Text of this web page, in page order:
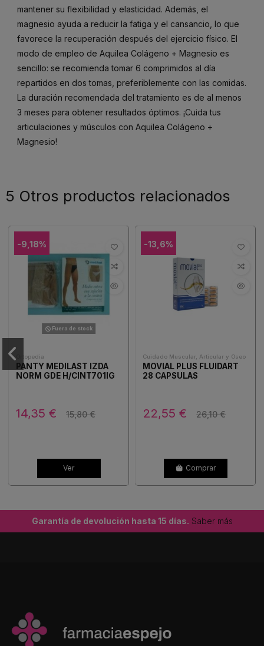
mantener su flexibilidad y elasticidad. Además, el
magnesio ayuda a reducir la fatiga y el cansancio, lo que
favorece la recuperación después del ejercicio físico. El
modo de empleo de Aquilea Colágeno + Magnesio es
sencillo: se recomienda tomar 6 comprimidos al día
repartidos en dos tomas, preferiblemente con las comidas.
La duración recomendada del tratamiento es de al menos
3 meses para obtener resultados óptimos. ¡Cuida tus
articulaciones y músculos con Aquilea Colágeno +
Magnesio!
5 Otros productos relacionados
-9,18%
Fuera de stock
Ortopedia
PANTY MEDILAST IZDA
NORM GDE H/CINT701IG
14,35 € 15,80 €
Ver
-13,6%
Cuidado Muscular, Articular y Oseo
MOVIAL PLUS FLUIDART
28 CAPSULAS
22,55 € 26,10 €
Comprar
Garantía de devolución hasta 15 días. Saber más